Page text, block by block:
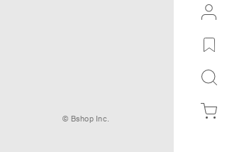
© Bshop Inc.